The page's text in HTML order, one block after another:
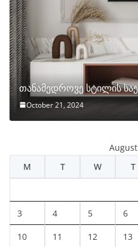
თანამედროვე სტილის
October 21, 2024
M
T W T
3 4 5 6
10 11 12 13